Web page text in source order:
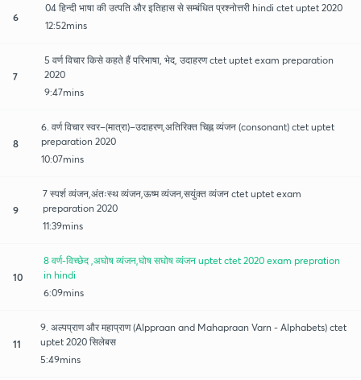
6
04 हिन्दी भाषा की उत्पति और इतिहास से सम्बंधित प्रश्नोत्तरी hindi ctet uptet 2020
12:52mins
7
5 वर्ण विचार किसे कहते हैं परिभाषा, भेद, उदाहरण ctet uptet exam preparation
2020
9:47mins
8
6. वर्ण विचार स्वर–(मात्रा)–उदाहरण,अतिरिक्त चिह्न व्यंजन (consonant) ctet uptet
preparation 2020
10:07mins
9
7 स्पर्श व्यंजन,अंतःस्थ व्यंजन,ऊष्म व्यंजन,सयुंक्त व्यंजन ctet uptet exam
preparation 2020
11:39mins
10
8 वर्ण-विच्छेद ,अघोष व्यंजन,घोष सघोष व्यंजन uptet ctet 2020 exam prepration
in hindi
6:09mins
11
9. अल्पप्राण और महाप्राण (Alppraan and Mahapraan Varn - Alphabets) ctet
uptet 2020 सिलेबस
5:49mins